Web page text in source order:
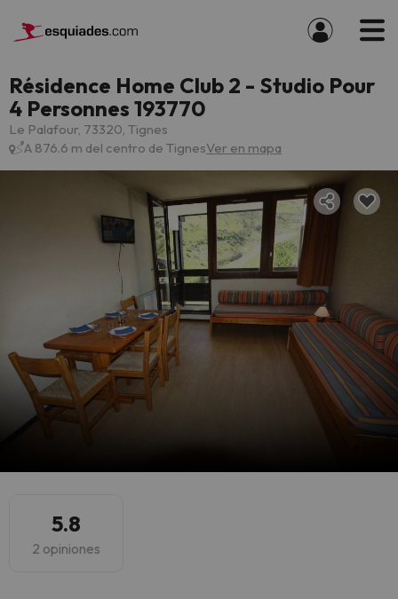
Résidence Home Club 2 - Studio Pour
4 Personnes 193770
Le Palafour, 73320, Tignes
A 876.6 m del centro de TignesVer en mapa
5.8
2 opiniones